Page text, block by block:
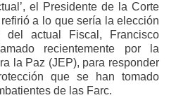
el Presidente de la Corte
a lo que sería la elección
actual Fiscal, Francisco
recientemente por la
la Paz (JEP), para responder
que se han tomado
de las Farc.